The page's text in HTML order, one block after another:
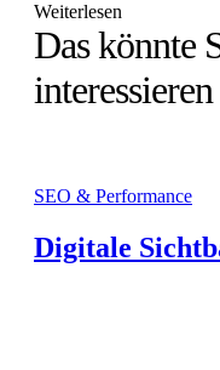
Weiterlesen
Das könnte
interessieren
SEO & Performance
Digitale